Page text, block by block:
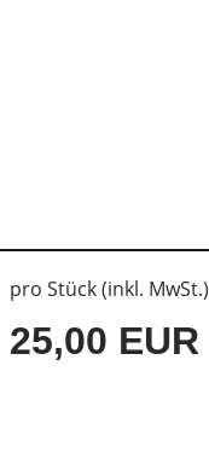
pro Stück (inkl. MwSt.)
25,00 EUR